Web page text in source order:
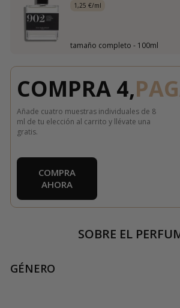
1,25 €/ml
tamaño completo - 100ml
COMPRA 4,
Añade cuatro muestras individuales de 8
ml de tu elección al carrito y llévate una
gratis.
COMPRA
AHORA
SOBRE EL
GÉNERO